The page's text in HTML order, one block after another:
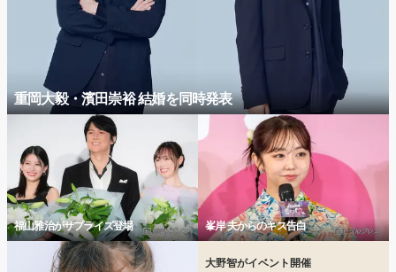
重岡大毅・濱田崇裕 結婚を同時発表
福山雅治がサプライズ登場 峯岸 夫からのキス告白
大野智がイベント開催